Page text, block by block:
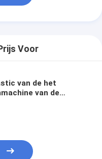
Voor
van de het
van de